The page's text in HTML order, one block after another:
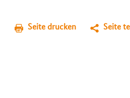
Seite drucken Seite